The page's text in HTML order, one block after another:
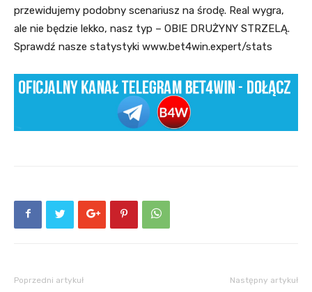
przewidujemy podobny scenariusz na środę. Real wygra,
ale nie będzie lekko, nasz typ – OBIE DRUŻYNY STRZELĄ.
Sprawdź nasze statystyki www.bet4win.expert/stats
Poprzedni artykuł Następny artykuł